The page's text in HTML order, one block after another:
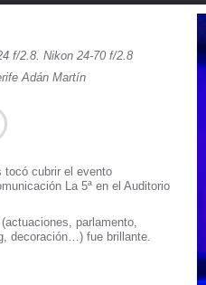
f/2.8. Nikon 24-70 f/2.8
Adán Martín
tocó cubrir el evento
La 5ª en el Auditorio
parlamento,
decoración…) fue brillante.